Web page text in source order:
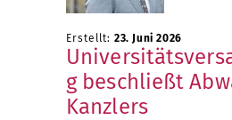
Erstellt: 23. Juni 2026
g beschließt
Kanzlers